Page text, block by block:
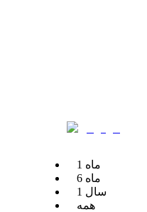
1 ماه
6 ماه
1 سال
همه